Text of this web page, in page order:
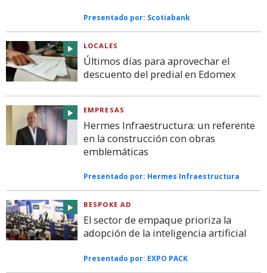
Presentado por: Scotiabank
LOCALES
Últimos días para aprovechar el
descuento del predial en Edomex
EMPRESAS
Hermes Infraestructura: un referente
en la construcción con obras
emblemáticas
Presentado por: Hermes Infraestructura
BESPOKE AD
El sector de empaque prioriza la
adopción de la inteligencia artificial
Presentado por: EXPO PACK